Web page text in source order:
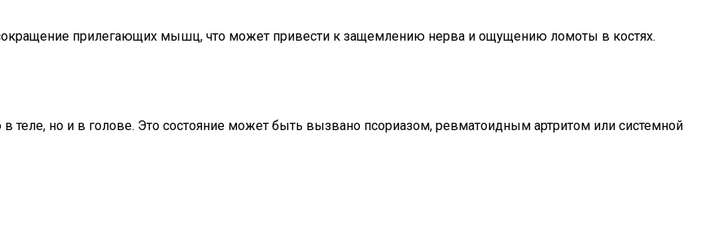
сокращение прилегающих мышц, что может привести к защемлению нерва и ощущению ломоты в костях.
теле, но и в голове. Это состояние может быть вызвано псориазом, ревматоидным артритом или системной